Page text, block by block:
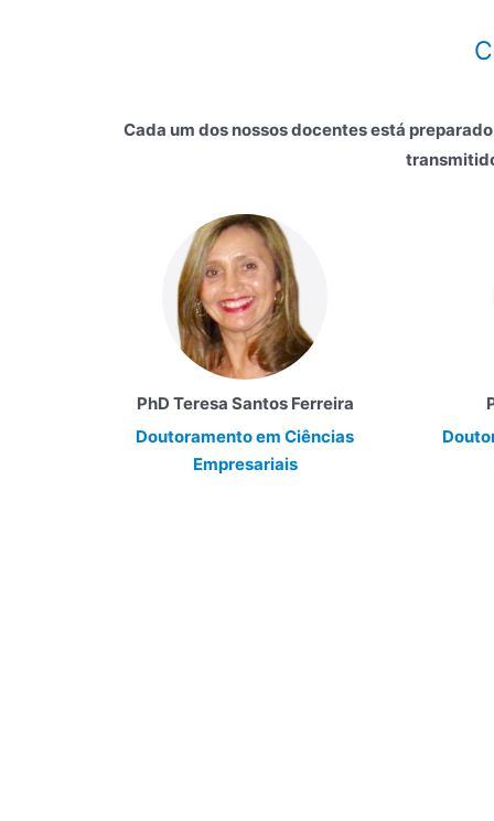
Cada um dos nossos docentes está
PhD Teresa Santos Ferreira
Doutoramento em Ciências
Empresariais